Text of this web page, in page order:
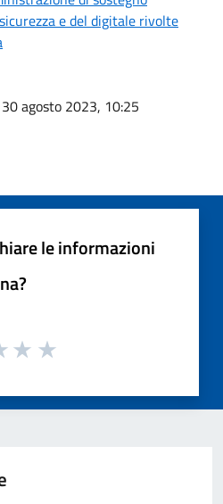
e del digitale rivolte
30 agosto 2023, 10:25
le informazioni